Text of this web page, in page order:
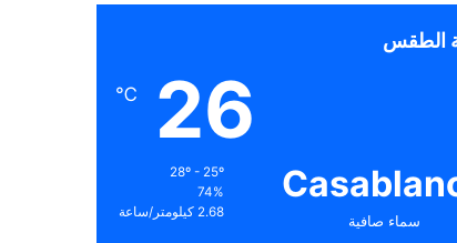
الطقس
سماء صافية
26
℃
28º - 25º
74%
2.68 كيلومتر/ساعة